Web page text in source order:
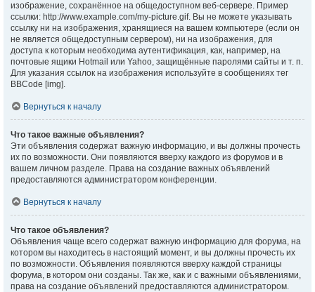
изображение, сохранённое на общедоступном веб-сервере. Пример
ссылки: http://www.example.com/my-picture.gif. Вы не можете указывать
ссылку ни на изображения, хранящиеся на вашем компьютере (если он
не является общедоступным сервером), ни на изображения, для
доступа к которым необходима аутентификация, как, например, на
почтовые ящики Hotmail или Yahoo, защищённые паролями сайты и т. п.
Для указания ссылок на изображения используйте в сообщениях тег
BBCode [img].
Вернуться к началу
Что такое важные объявления?
Эти объявления содержат важную информацию, и вы должны прочесть
их по возможности. Они появляются вверху каждого из форумов и в
вашем личном разделе. Права на создание важных объявлений
предоставляются администратором конференции.
Вернуться к началу
Что такое объявления?
Объявления чаще всего содержат важную информацию для форума, на
котором вы находитесь в настоящий момент, и вы должны прочесть их
по возможности. Объявления появляются вверху каждой страницы
форума, в котором они созданы. Так же, как и с важными объявлениями,
права на создание объявлений предоставляются администратором.